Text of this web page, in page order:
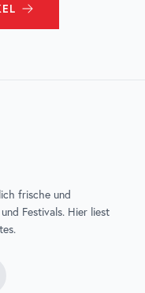
frische und
Festivals. Hier liest